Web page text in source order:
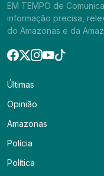
EM TEMPO de
informação precisa,
do Amazonas e da
Últimas
Opinião
Amazonas
Polícia
Política